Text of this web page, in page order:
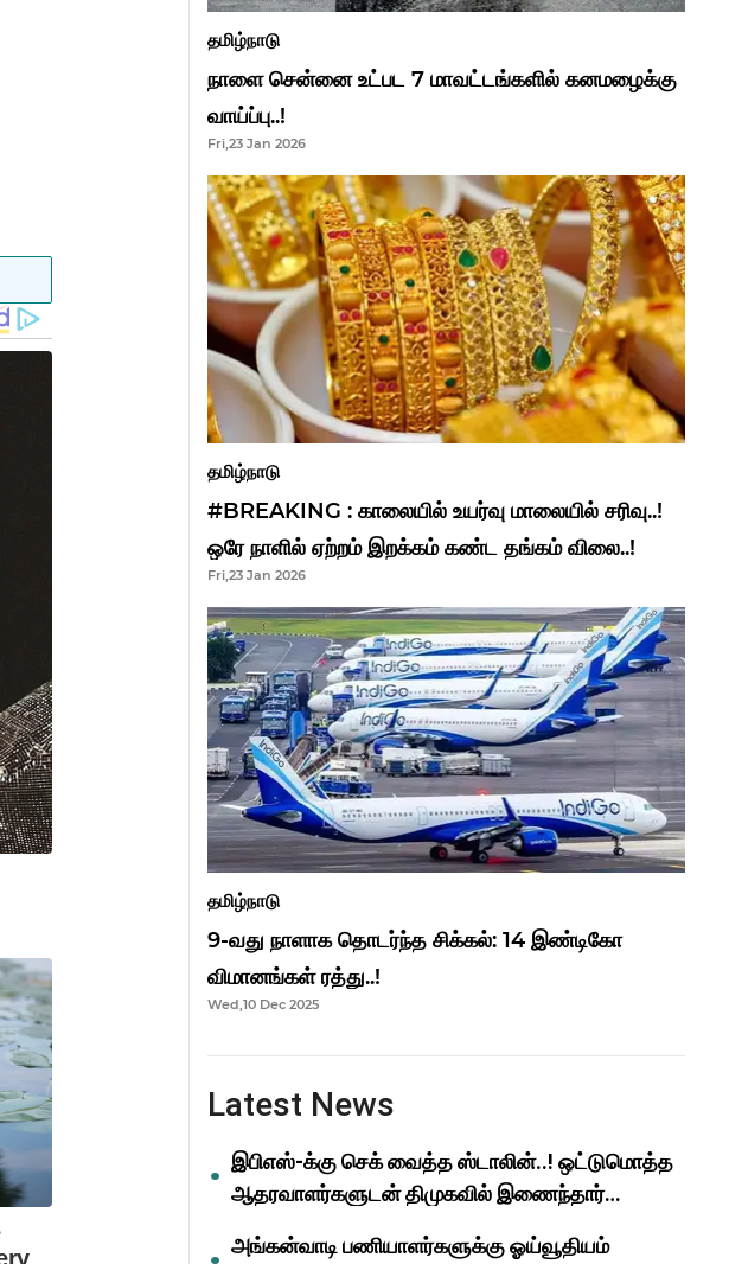
தமிழ்நாடு
நாளை சென்னை உட்பட 7 மாவட்டங்களில் கனமழைக்கு
வாய்ப்பு..!
Fri,23 Jan 2026
தமிழ்நாடு
#BREAKING : காலையில் உயர்வு மாலையில் சரிவு..!
ஒரே நாளில் ஏற்றம் இறக்கம் கண்ட தங்கம் விலை..!
Fri,23 Jan 2026
தமிழ்நாடு
9-வது நாளாக தொடர்ந்த சிக்கல்: 14 இண்டிகோ
விமானங்கள் ரத்து..!
Wed,10 Dec 2025
Latest News
இபிஎஸ்-க்கு செக் வைத்த ஸ்டாலின்..! ஒட்டுமொத்த
ஆதரவாளர்களுடன் திமுகவில் இணைந்தார்
அங்கன்வாடி பணியாளர்களுக்கு ஓய்வூதியம்